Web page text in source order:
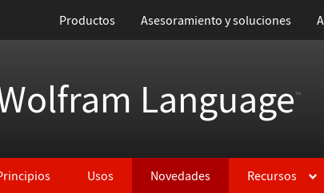
Productos Asesoramiento y soluciones
Language™
Usos Novedades Recursos